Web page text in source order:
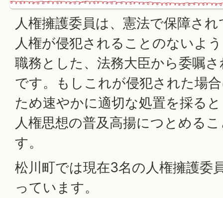
人権擁護委員は、憲法で保障さ
人権が侵犯されることのないよ
職務とした、法務大臣から委嘱
です。もしこれが侵犯された場
ため速やかに適切な処置を採る
人権思想の普及高揚につとめる
す。
松川町では現在3名の人権擁護委
っています。